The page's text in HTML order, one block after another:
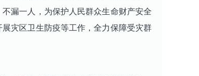
漏一人，为保护人民群众生命财产安全
灾区卫生防疫等工作，全力保障受灾群